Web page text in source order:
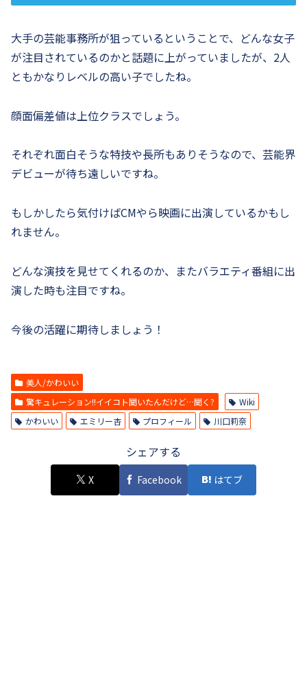
大手の芸能事務所が狙っているということで、どんな女子
が注目されているのかと話題に上がっていましたが、2人
ともかなりレベルの高い子でしたね。
顔面偏差値は上位クラスでしょう。
それぞれ面白そうな特技や長所もありそうなので、芸能界
デビューが待ち遠しいですね。
もしかしたら気付けばCMやら映画に出演しているかもし
れません。
どんな演技を見せてくれるのか、またバラエティ番組に出
演した時も注目ですね。
今後の活躍に期待しましょう！
美人/かわいい
驚キュレーション!!イイコト聞いたんだけど…聞く?
Wiki
かわいい
エミリー杏 プロフィール 川口莉奈
シェアする
X Facebook はてブ